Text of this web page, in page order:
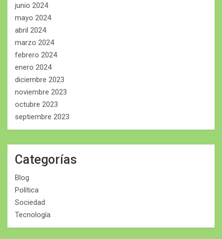
junio 2024
mayo 2024
abril 2024
marzo 2024
febrero 2024
enero 2024
diciembre 2023
noviembre 2023
octubre 2023
septiembre 2023
Categorías
Blog
Política
Sociedad
Tecnología